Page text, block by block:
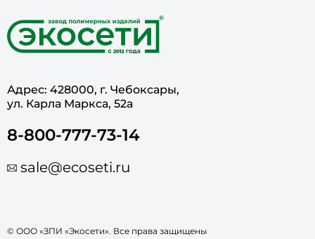
Адрес: 428000, г. Чебоксары,
ул. Карла Маркса, 52а
8-800-777-73-14
sale@ecoseti.ru
© ООО «ЗПИ «Экосети». Все права защищены